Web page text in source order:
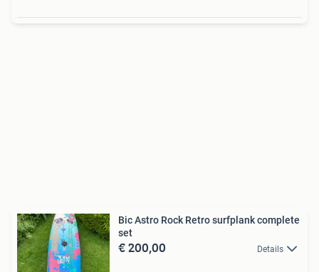
Bic Astro Rock Retro surfplank complete
set
€ 200,00 Details